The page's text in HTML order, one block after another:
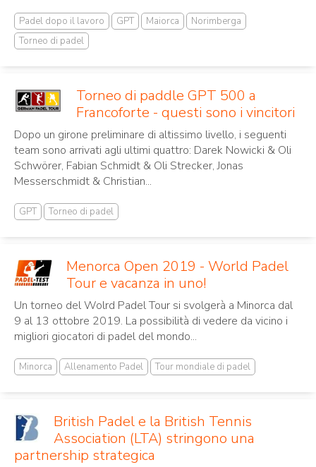
Padel dopo il lavoro GPT Maiorca
Norimberga
Torneo di padel
Torneo di paddle GPT 500 a
Francoforte - questi sono i vincitori
Dopo un girone preliminare di altissimo livello, i seguenti
team sono arrivati agli ultimi quattro: Darek Nowicki & Oli
Schwörer, Fabian Schmidt & Oli Strecker, Jonas
Messerschmidt & Christian...
GPT Torneo di padel
Menorca Open 2019 - World Padel
Tour e vacanza in uno!
Un torneo del Wolrd Padel Tour si svolgerà a Minorca dal
9 al 13 ottobre 2019. La possibilità di vedere da vicino i
migliori giocatori di padel del mondo...
Minorca Allenamento Padel Tour mondiale di padel
British Padel e la British Tennis
Association (LTA) stringono una
partnership strategica